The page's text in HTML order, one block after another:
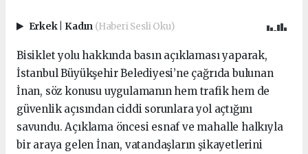
Erkek Kadın (Haberi Sesli Oku)
Bisiklet yolu hakkında basın açıklaması yaparak,
İstanbul Büyükşehir Belediyesi’ne çağrıda bulunan
İnan, söz konusu uygulamanın hem trafik hem de
güvenlik açısından ciddi sorunlara yol açtığını
savundu. Açıklama öncesi esnaf ve mahalle halkıyla
bir araya gelen İnan, vatandaşların şikayetlerini